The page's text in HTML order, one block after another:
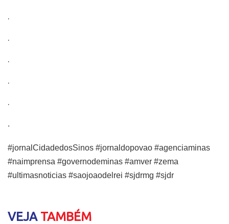
.
.
.
.
.
.
#jornalCidadedosSinos #jornaldopovao #agenciaminas
#naimprensa #governodeminas #amver #zema
#ultimasnoticias #saojoaodelrei #sjdrmg #sjdr
VEJATAMBÉM